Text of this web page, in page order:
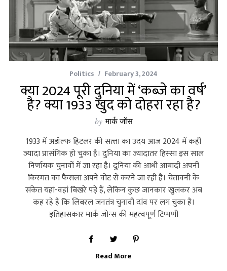
Politics February 3, 2024
क्या 2024 पूरी दुनिया में ‘कब्जे का वर्ष’
है? क्या 1933 खुद को दोहरा रहा है?
by मार्क जोंस
1933 में अडॉल्‍फ हिटलर की सत्‍ता का उदय आज 2024 में कहीं
ज्‍यादा प्रासंगिक हो चुका है। दुनिया का ज्‍यादातर हिस्‍सा इस साल
निर्णायक चुनावों में जा रहा है। दुनिया की आधी आबादी अपनी
किस्‍मत का फैसला अपने वोट से करने जा रही है। चेतावनी के
संकेत यहां-वहां बिखरे पड़े हैं, लेकिन कुछ जानकार खुलकर अब
कह रहे हैं कि लिबरल जनतंत्र चुनावी दांव पर लग चुका है।
इतिहासकार मार्क जोन्‍स की महत्‍वपूर्ण टिप्‍पणी
Read More